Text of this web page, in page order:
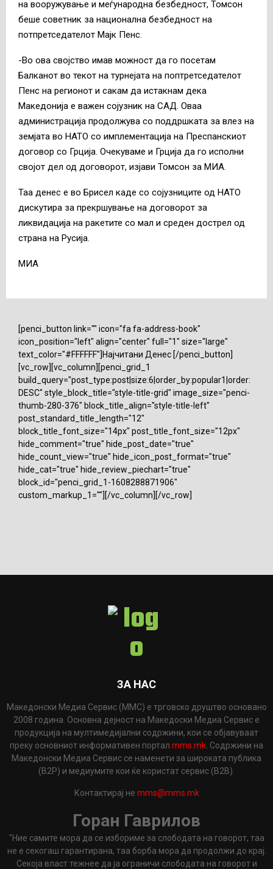
на вооружување и меѓународна безбедност, Томсон
беше советник за национална безбедност на
потпретседателот Мајк Пенс.
-Во ова својство имав можност да го посетам
Балканот во текот на турнејата на поптретседателот
Пенс на регионот и сакам да истакнам дека
Македонија е важен сојузник на САД. Оваа
администрација продолжува со поддршката за влез на
земјата во НАТО со имплементација на Преспанскиот
договор со Грција. Очекуваме и Грција да го исполни
својот дел од договорот, изјави Томсон за МИА.
Таа денес е во Брисел каде со сојузниците од НАТО
дискутира за прекршување на договорот за
ликвидација на ракетите со мал и среден дострел од
страна на Русија.
МИА
[penci_button link="" icon="fa fa-address-book"
icon_position="left" align="center" full="1" size="large"
text_color="#FFFFFF"]Најчитани Денес [/penci_button]
[vc_row][vc_column][penci_grid_1
build_query="post_type:post|size:6|order_by:popular1|order:
DESC" style_block_title="style-title-grid" image_size="penci-
thumb-280-376" block_title_align="style-title-left"
post_standard_title_length="12"
block_title_font_size="14px" post_title_font_size="12px"
hide_comment="true" hide_post_date="true"
hide_count_view="true" hide_icon_post_format="true"
hide_cat="true" hide_review_piechart="true"
block_id="penci_grid_1-1608288871906"
custom_markup_1=""][/vc_column][/vc_row]
ЗА НАС
Македонски Медиа Сервис (ММС) е трговско друштво основано
2008 година. Основна дејност на Македоски Медиа Сервис е
продукција на мултимедијални содржини, кои се објавуваат
преку основниот информативен портал mms.mk . Содржини на
Македонски Медиа Сервис се наменети за широката публика
(B2P) и медиумите кои ќе користат сервис (B2B).
Контактирај не mms@mms.mk
Горан Гаврилов
"Ние самите мора да се избориме за слободата на говорот, таа
не е секогаш гарантирана, таа борба мора да продолжи до крај.
Секоја власт тежнее да ја ограничи слободата на говорот и